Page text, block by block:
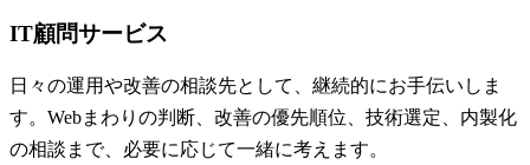
IT顧問サービス
日々の運用や改善の相談先として、継続的にお手伝いしま
す。Webまわりの判断、改善の優先順位、技術選定、内製化
の相談まで、必要に応じて一緒に考えます。